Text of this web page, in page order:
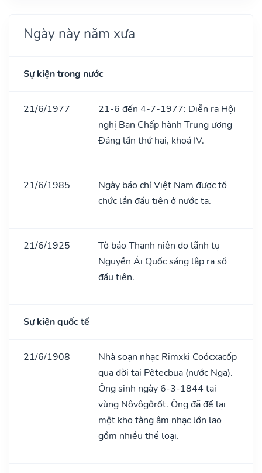
Ngày này năm xưa
Sự kiện trong nước
21/6/1977
21-6 đến 4-7-1977: Diễn ra Hội
nghị Ban Chấp hành Trung ương
Đảng lần thứ hai, khoá IV.
21/6/1985
Ngày báo chí Việt Nam được tổ
chức lần đầu tiên ở nước ta.
21/6/1925
Tờ báo Thanh niên do lãnh tụ
Nguyễn Ái Quốc sáng lập ra số
đầu tiên.
Sự kiện quốc tế
21/6/1908
Nhà soạn nhạc Rimxki Coócxacốp
qua đời tại Pêtecbua (nước Nga).
Ông sinh ngày 6-3-1844 tại
vùng Nôvôgôrốt. Ông đã để lại
một kho tàng âm nhạc lớn lao
gồm nhiều thể loại.